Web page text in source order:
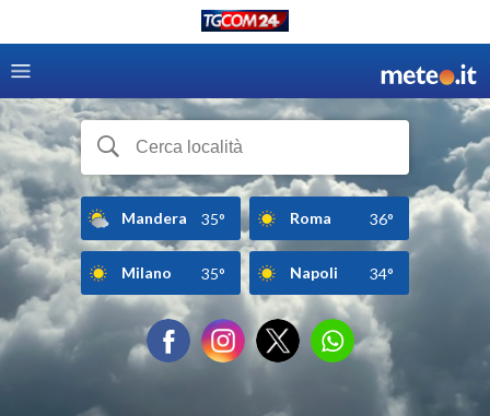
Mandera 35° Roma 36°
Milano 35° Napoli 34°